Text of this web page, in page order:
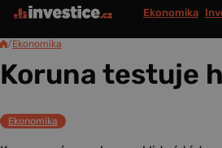
Ekonomika
/Ekonomika
Koruna testuje
Ekonomika